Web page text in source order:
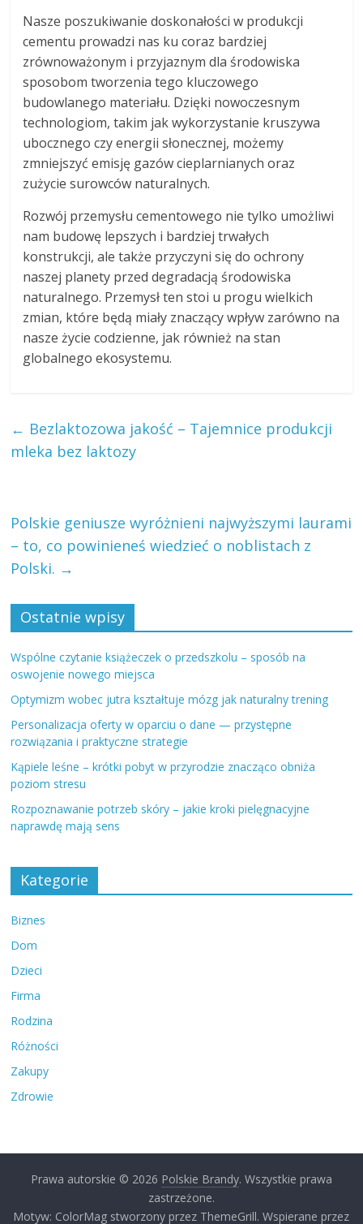
Nasze poszukiwanie doskonałości w produkcji
cementu prowadzi nas ku coraz bardziej
zrównoważonym i przyjaznym dla środowiska
sposobom tworzenia tego kluczowego
budowlanego materiału. Dzięki nowoczesnym
technologiom, takim jak wykorzystanie kruszywa
ubocznego czy energii słonecznej, możemy
zmniejszyć emisję gazów cieplarnianych oraz
zużycie surowców naturalnych.
Rozwój przemysłu cementowego nie tylko umożliwi
nam budowę lepszych i bardziej trwałych
konstrukcji, ale także przyczyni się do ochrony
naszej planety przed degradacją środowiska
naturalnego. Przemysł ten stoi u progu wielkich
zmian, które będą miały znaczący wpływ zarówno na
nasze życie codzienne, jak również na stan
globalnego ekosystemu.
← Bezlaktozowa jakość – Tajemnice produkcji
mleka bez laktozy
Polskie geniusze wyróżnieni najwyższymi laurami
– to, co powinieneś wiedzieć o noblistach z
Polski. →
Ostatnie wpisy
Wspólne czytanie książeczek o przedszkolu – sposób na
oswojenie nowego miejsca
Optymizm wobec jutra kształtuje mózg jak naturalny trening
Personalizacja oferty w oparciu o dane — przystępne
rozwiązania i praktyczne strategie
Kąpiele leśne – krótki pobyt w przyrodzie znacząco obniża
poziom stresu
Rozpoznawanie potrzeb skóry – jakie kroki pielęgnacyjne
naprawdę mają sens
Kategorie
Biznes
Dom
Dzieci
Firma
Rodzina
Różności
Zakupy
Zdrowie
Prawa autorskie © 2026 Polskie Brandy. Wszystkie prawa
zastrzeżone.
Motyw: ColorMag stworzony przez ThemeGrill. Wspierane przez